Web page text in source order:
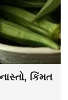
કિંમત